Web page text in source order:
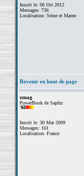
Inscrit le: 06 Oct 2012
Messages: 736
Localisation: Seine et Marne
Revenir en haut de page
zmag
PowerBook de Saphir
Inscrit le: 30 Mar 2009
Messages: 161
Localisation: France